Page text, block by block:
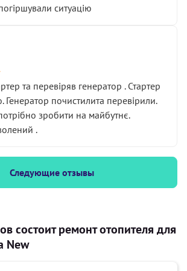
ситуацію
та перевіряв генератор . Стартер
Генератор почистилита перевірили.
зробити на майбутнє.
.
Следующие отзывы
состоит ремонт отопителя для
New